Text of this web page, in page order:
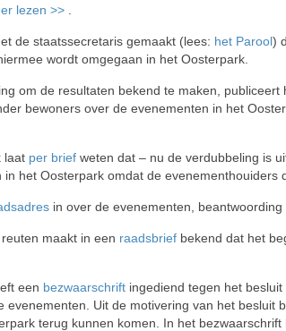
lezen >>
de staatssecretaris gemaakt (lees: het Parool)
wordt omgegaan in het Oosterpark.
om de resultaten bekend te maken, publiceert
bewoners over de evenementen in het
laat per brief weten dat – nu de verdubbeling is
het Oosterpark omdat de evenementhouiders
in over de evenementen, beantwoording
maakt in een raadsbrief bekend dat het
een bezwaarschrift ingediend tegen het
evenementen. Uit de motivering van het besluit
terug kunnen komen. In het